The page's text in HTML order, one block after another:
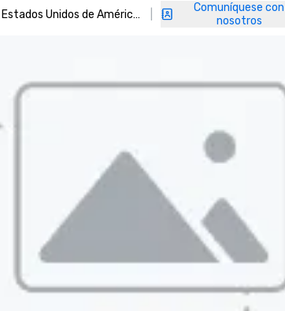
Unidos de América,
Comuníquese con
nosotros